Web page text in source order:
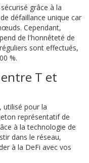
grâce à la
défaillance unique car
Cependant,
de l'honnêteté de
sont effectués,
%.
T et
utilisé pour la
représentatif de
à la technologie de
dans le réseau,
à la DeFi avec vos